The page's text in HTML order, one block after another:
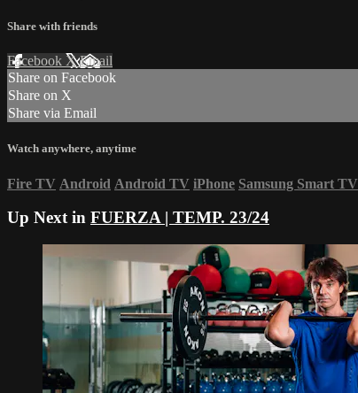
Share with friends
Facebook XEmail
Share on Facebook
Share on X
Share via Email
Watch anywhere, anytime
Fire TV Android Android TV iPhone Samsung Smart TV
Up Next in FUERZA | TEMP. 23/24